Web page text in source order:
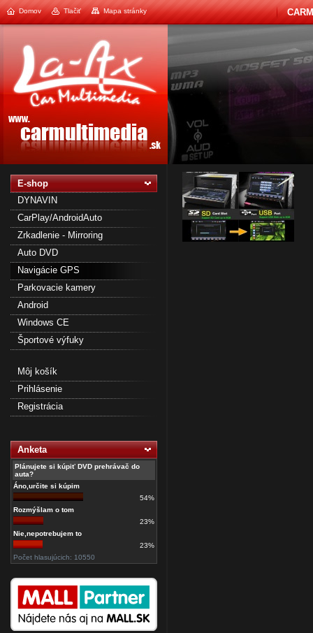
Domov Tlačiť Mapa stránky
E-shop
DYNAVIN
CarPlay/AndroidAuto
Zrkadlenie - Mirroring
Auto DVD
Navigácie GPS
Parkovacie kamery
Android
Windows CE
Športové výfuky
Môj košík
Prihlásenie
Registrácia
Anketa
Plánujete si kúpiť DVD prehrávač do
auta?
Áno,určite si kúpim
54%
Rozmýšlam o tom
23%
Nie,nepotrebujem to
23%
Počet hlasujúcich: 10550